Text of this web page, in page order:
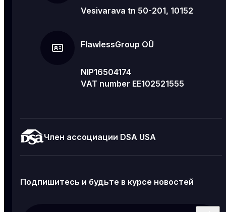
Vesivarava tn 50-201, 10152
FlawlessGroup OÜ
NIP16504174
VAT number EE102521555
Член ассоциации DSA USA
Подпишитесь и будьте в курсе новостей